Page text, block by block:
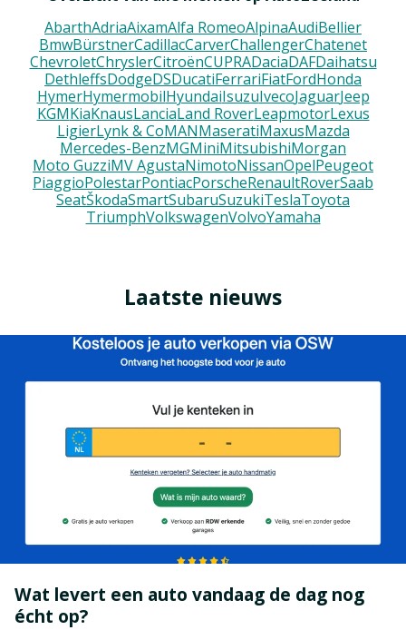
AbarthAdriaAixamAlfa RomeoAlpinaAudiBellier
BmwBürstnerCadillacCarverChallengerChatenet
ChevroletChryslerCitroënCUPRADaciaDAFDaihatsu
DethleffsDodgeDSDucatiFerrariFiatFordHonda
HymerHymermobilHyundaiIsuzuIvecoJaguarJeep
KGMKiaKnausLanciaLand RoverLeapmotorLexus
LigierLynk & CoMANMaseratiMaxusMazda
Mercedes-BenzMGMiniMitsubishiMorgan
Moto GuzziMV AgustaNimotoNissanOpelPeugeot
PiaggioPolestarPontiacPorscheRenaultRoverSaab
SeatŠkodaSmartSubaruSuzukiTeslaToyota
TriumphVolkswagenVolvoYamaha
Laatste nieuws
Wat levert een auto vandaag de dag nog
écht op?